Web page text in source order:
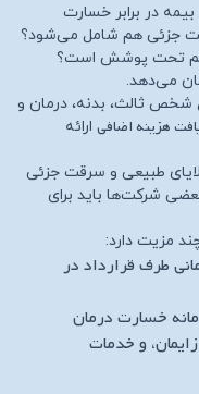
در برابر خسارت
جزئی هم شامل می‌شود؟
هم تحت پوشش است؟
می‌دهد.
شخص ثالث، بدنه، درمان و
هزینه اضافی ارائه
طبیعی و سرقت جزئی
شرکت‌ها باید برای
مزیت دارد:
مرکز درمانی طرف قرارداد در
خسارت درمان
و خدمات